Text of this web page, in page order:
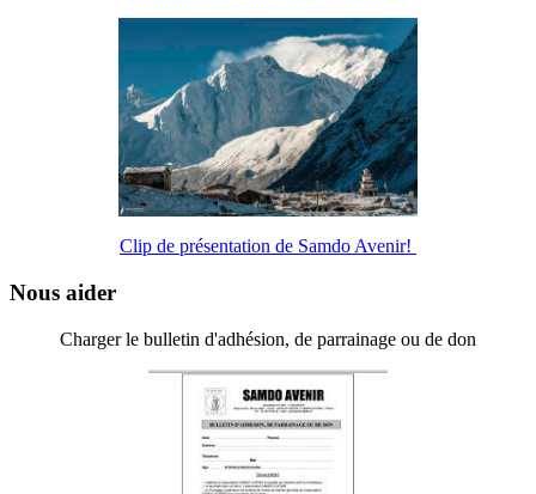
Clip de présentation de Samdo Avenir!
Nous aider
Charger le bulletin d'adhésion, de parrainage ou de don